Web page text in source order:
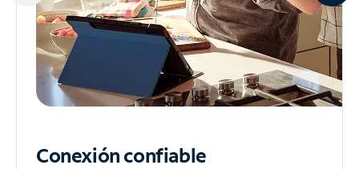
Conexión confiable